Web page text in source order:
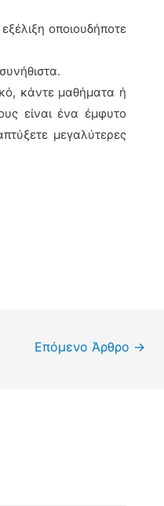
οποιουδήποτε
κάντε μαθήματα ή
είναι ένα έμφυτο
μεγαλύτερες
Επόμενο Άρθρο →